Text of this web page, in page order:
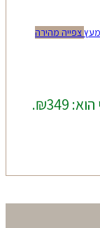
צפייה מהירה
₪349.